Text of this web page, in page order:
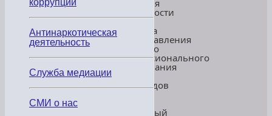
развития
доступности
и
качества
предоставления
среднего
профессионального
образования
инвалидов
связанный
коррупции
Антинаркотическая
деятельность
Служба медиации
СМИ о нас